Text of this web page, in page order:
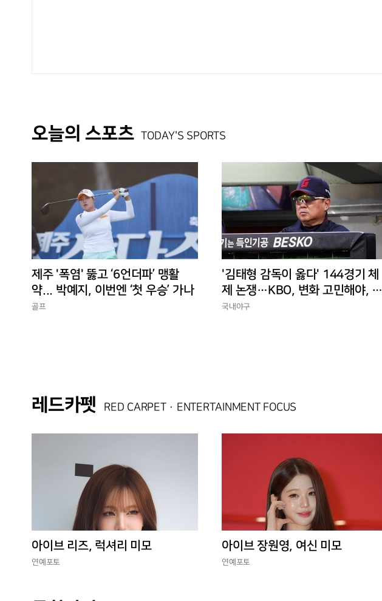
오늘의 스포츠 TODAY'S SPORTS
제주 '폭염' 뚫고 ‘6언더파’ 맹활
약... 박예지, 이번엔 ‘첫 우승’ 가나
골프
'김태형 감독이 옳다' 144경기 체
제 논쟁…KBO, 변화 고민해야, 환
경에 맞는 경기 수가 바람직
국내야구
레드카펫 RED CARPET · ENTERTAINMENT FOCUS
아이브 리즈, 럭셔리 미모
연예포토
아이브 장원영, 여신 미모
연예포토